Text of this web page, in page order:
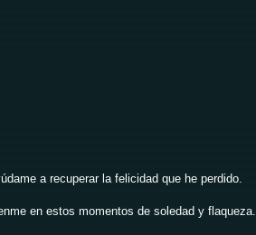
a recuperar la felicidad que he perdido.
en estos momentos de soledad y flaqueza.